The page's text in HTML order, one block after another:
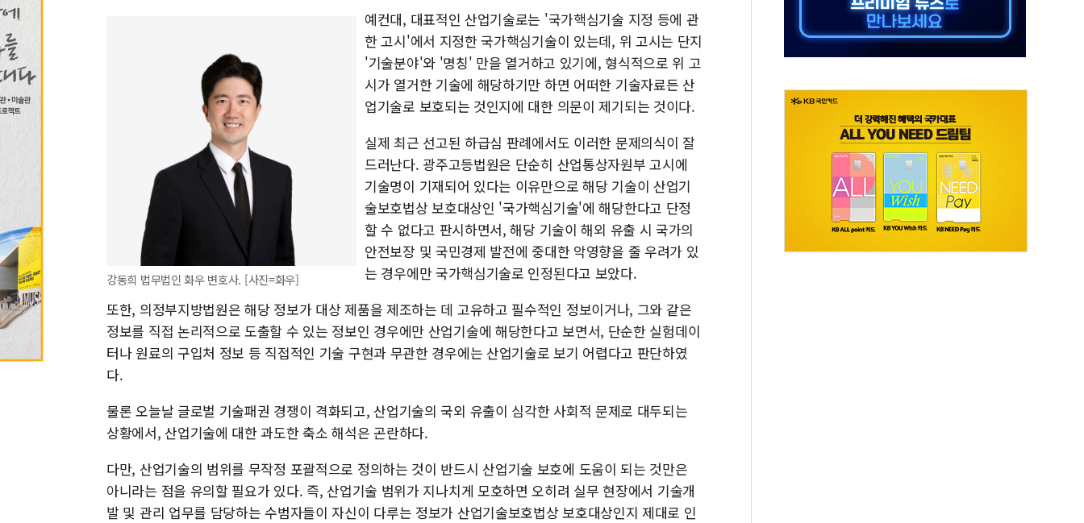
강동희 법무법인 화우 변호사. [사진=화우]
예컨대, 대표적인 산업기술로는 '국가핵심기술 지정 등에 관
한 고시'에서 지정한 국가핵심기술이 있는데, 위 고시는 단지
'기술분야'와 '명칭' 만을 열거하고 있기에, 형식적으로 위 고
시가 열거한 기술에 해당하기만 하면 어떠한 기술자료든 산
업기술로 보호되는 것인지에 대한 의문이 제기되는 것이다.
실제 최근 선고된 하급심 판례에서도 이러한 문제의식이 잘
드러난다. 광주고등법원은 단순히 산업통상자원부 고시에
기술명이 기재되어 있다는 이유만으로 해당 기술이 산업기
술보호법상 보호대상인 '국가핵심기술'에 해당한다고 단정
할 수 없다고 판시하면서, 해당 기술이 해외 유출 시 국가의
안전보장 및 국민경제 발전에 중대한 악영향을 줄 우려가 있
는 경우에만 국가핵심기술로 인정된다고 보았다.
또한, 의정부지방법원은 해당 정보가 대상 제품을 제조하는 데 고유하고 필수적인 정보이거나, 그와 같은
정보를 직접 논리적으로 도출할 수 있는 정보인 경우에만 산업기술에 해당한다고 보면서, 단순한 실험데이
터나 원료의 구입처 정보 등 직접적인 기술 구현과 무관한 경우에는 산업기술로 보기 어렵다고 판단하였
다.
물론 오늘날 글로벌 기술패권 경쟁이 격화되고, 산업기술의 국외 유출이 심각한 사회적 문제로 대두되는
상황에서, 산업기술에 대한 과도한 축소 해석은 곤란하다.
다만, 산업기술의 범위를 무작정 포괄적으로 정의하는 것이 반드시 산업기술 보호에 도움이 되는 것만은
아니라는 점을 유의할 필요가 있다. 즉, 산업기술 범위가 지나치게 모호하면 오히려 실무 현장에서 기술개
발 및 관리 업무를 담당하는 수범자들이 자신이 다루는 정보가 산업기술보호법상 보호대상인지 제대로 인